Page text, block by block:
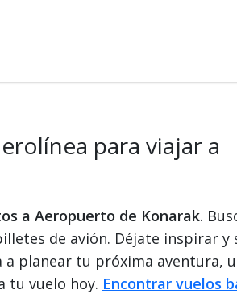
para viajar a
a Aeropuerto de Konarak.
de avión. Déjate inspirar y
a planear tu próxima aventura,
tu vuelo hoy. Encontrar vuelos